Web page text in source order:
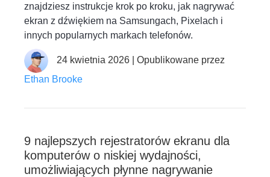
znajdziesz instrukcje krok po kroku, jak nagrywać
ekran z dźwiękiem na Samsungach, Pixelach i
innych popularnych markach telefonów.
24 kwietnia 2026 | Opublikowane przez
Ethan Brooke
9 najlepszych rejestratorów ekranu dla
komputerów o niskiej wydajności,
umożliwiających płynne nagrywanie